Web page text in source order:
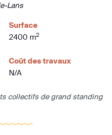
Lans
Surface
2400 m2
Coût des travaux
N/A
collectifs de grand standing